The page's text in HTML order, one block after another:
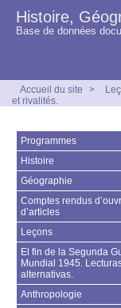
Histoire,
Base de données
Accueil du site >
et rivalités.
Programmes
Histoire
Géographie
Comptes rendus
d’articles
Leçons
El fin de la Segunda
Mundial 1945.
alternativas.
Anthropologie